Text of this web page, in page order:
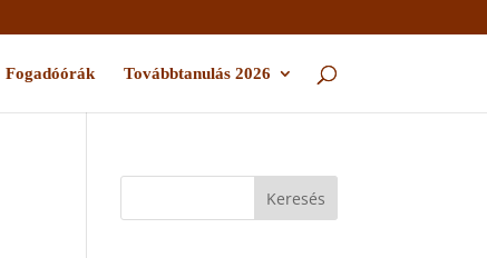
Fogadóórák Továbbtanulás 2026